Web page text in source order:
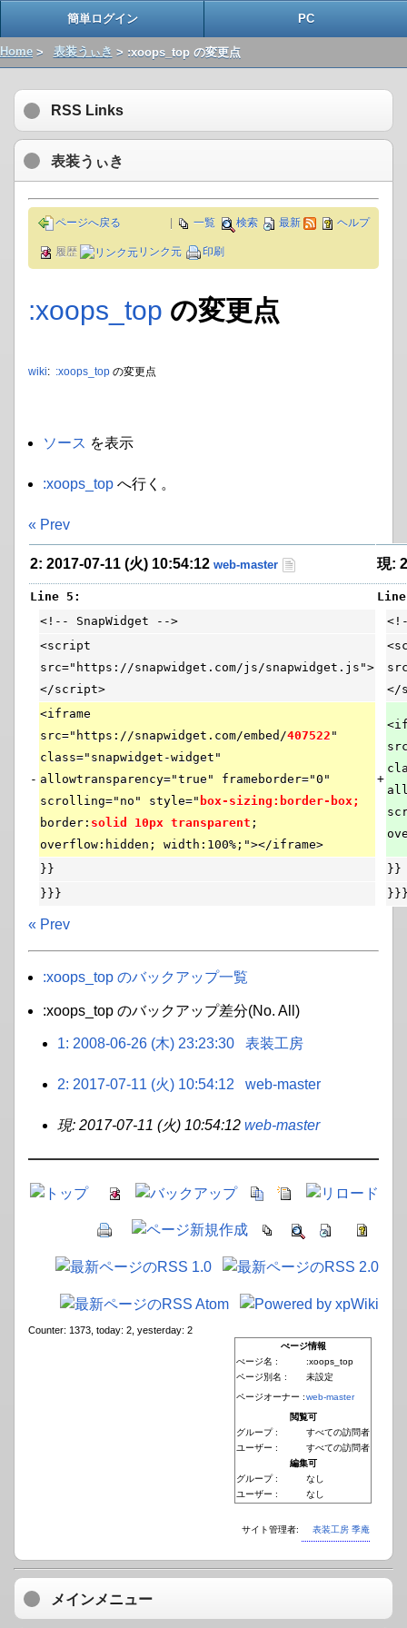
簡単ログイン PC
Home > 表装うぃき > :xoops_top の変更点
RSS Links
表装うぃき
一覧 検索 最新 ヘルプ
ページへ戻る
履歴 リンク元 印刷
:xoops_top の変更点
wiki: :xoops_top の変更点
ソース を表示
:xoops_top へ行く。
« Prev
2: 2017-07-11 (火) 10:54:12 web-master 現:
Line 5:
<!-- SnapWidget -->
<script
src="https://snapwidget.com/js/snapwidget.js">
</script>
</
-
<iframe
src="https://snapwidget.com/embed/407522 "
class="snapwidget-widget"
allowtransparency="true" frameborder="0"
scrolling="no" style=" box-sizing:border-box;
border: solid 10px transparent ;
overflow:hidden; width:100%;"></iframe>
+
}}
}}
}}}
« Prev
:xoops_top のバックアップ一覧
:xoops_top のバックアップ差分(No. All)
1: 2008-06-26 (木) 23:23:30 表装工房
2: 2017-07-11 (火) 10:54:12 web-master
現: 2017-07-11 (火) 10:54:12 web-master
ぺージ情報
ぺージ名 :
:xoops_top
ページ別名 :
未設定
ページオーナー :web-master
閲覧可
グループ :
すべての訪問者
ユーザー :
すべての訪問者
編集可
グループ :
なし
ユーザー :
なし
Counter: 1373, today: 2, yesterday: 2
サイト管理者: 表装工房 季庵
メインメニュー